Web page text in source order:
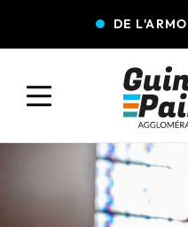
DE
COLLECTE DES DÉCHETS